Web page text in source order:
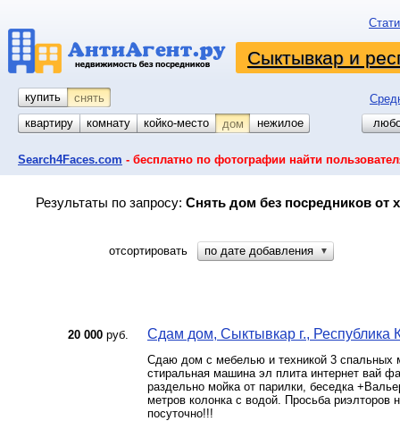
Сыктывкар и
купить снять
квартиру
комнату койко-место дом гараж
участок
нежилое
Search4Faces.com - бесплатно по фотографии найти
Результаты по запросу: Снять дом без посредников от
отсортировать по дате добавления ▼
20 000 руб. Сдам дом, Сыктывкар г., Республика
Сдаю дом с мебелью и техникой 3 спальных
стиральная машина эл плита интернет вай
раздельно мойка от парилки, беседка
метров колонка с водой. Просьба риэлторов
посуточно!!!